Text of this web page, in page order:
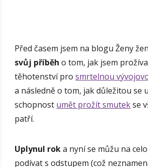
Před časem jsem na blogu Ženy
svůj příběh o tom, jak jsem
těhotenství prosmrtelnou
a následně o tom, jak důležitou se
schopnost umět prožít smutekse
patří.
Uplynul roka nyní se můžu na
podívat s odstupem (což